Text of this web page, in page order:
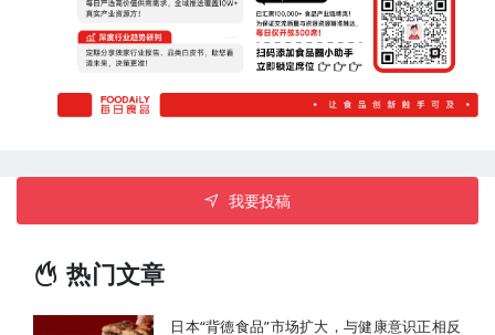
我要投稿
热门文章
日本“背德食品”市场扩大，与健康意识正相反